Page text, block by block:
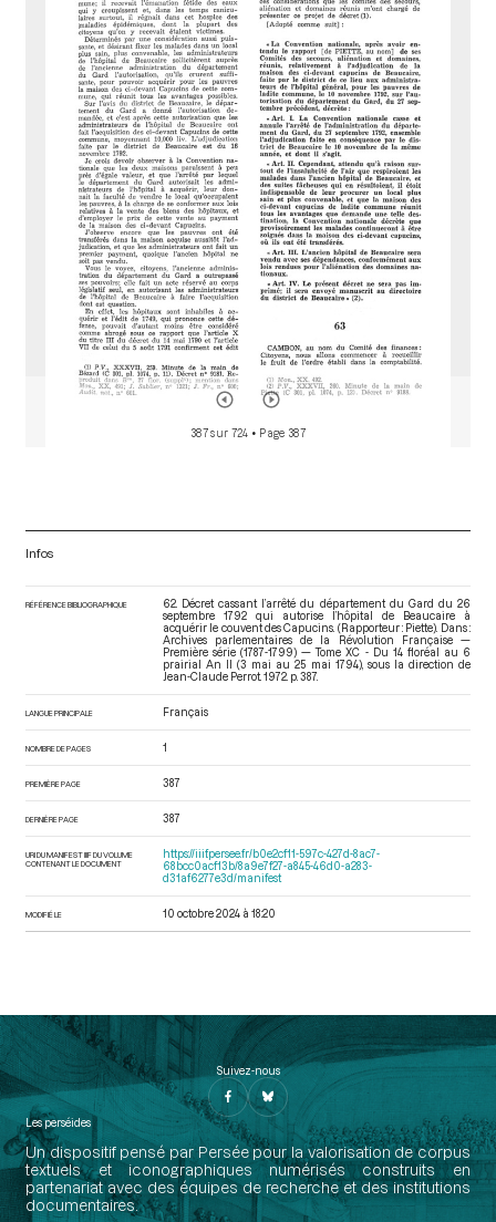
387 sur 724 • Page 387
Infos
RÉFÉRENCE BIBLIOGRAPHIQUE
62. Décret cassant l’arrêté du département du Gard du 26
septembre 1792 qui autorise l’hôpital de Beaucaire à
acquérir le couvent des Capucins. (Rapporteur : Piette). Dans :
Archives parlementaires de la Révolution Française —
Première série (1787-1799) — Tome XC - Du 14 floréal au 6
prairial An II (3 mai au 25 mai 1794), sous la direction de
Jean-Claude Perrot. 1972. p. 387.
LANGUE PRINCIPALE Français
NOMBRE DE PAGES 1
PREMIÈRE PAGE 387
DERNIÈRE PAGE 387
URI DU MANIFEST IIIF DU VOLUME
CONTENANT LE DOCUMENT
https://iiif.persee.fr/b0e2cf11-597c-427d-8ac7-
68bcc0acf13b/8a9e7f27-a845-46d0-a283-
d31af6277e3d/manifest
MODIFIÉ LE 10 octobre 2024 à 18:20
Suivez-nous
Les perséides
Un dispositif pensé par Persée pour la valorisation de corpus
textuels et iconographiques numérisés construits en
partenariat avec des équipes de recherche et des institutions
documentaires.